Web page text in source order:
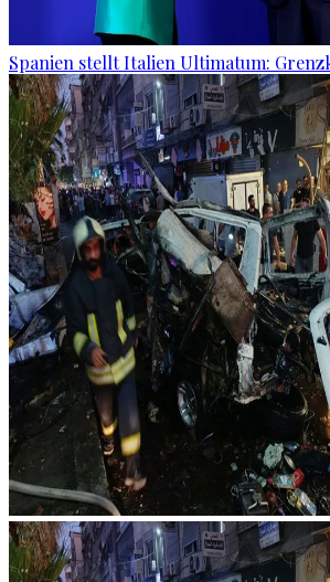
Spanien stellt Italien Ultimatum: